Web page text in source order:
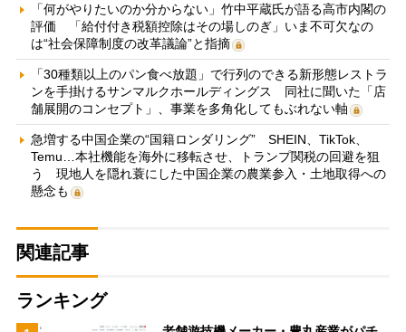
「何がやりたいのか分からない」竹中平蔵氏が語る高市内閣の
評価 「給付付き税額控除はその場しのぎ」いま不可欠なの
は“社会保障制度の改革議論”と指摘
「30種類以上のパン食べ放題」で行列のできる新形態レストラ
ンを手掛けるサンマルクホールディングス 同社に聞いた「店
舗展開のコンセプト」、事業を多角化してもぶれない軸
急増する中国企業の“国籍ロンダリング” SHEIN、TikTok、
Temu…本社機能を海外に移転させ、トランプ関税の回避を狙
う 現地人を隠れ蓑にした中国企業の農業参入・土地取得への
懸念も
関連記事
ランキング